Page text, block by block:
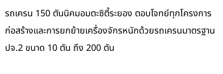
รถเครน 150 ตันนิคมอมตะซิตี้ระยอง ตอบโจทย์ทุกโครงการ
ก่อสร้างและการยกย้ายเครื่องจักรหนักด้วยรถเครนมาตรฐาน
ปจ.2 ขนาด 10 ตัน ถึง 200 ตัน